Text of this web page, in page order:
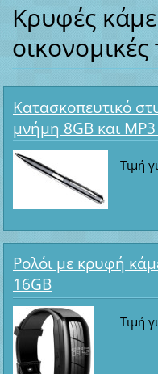
Κρυφές
οικονομικές
Κατασκοπευτικό
μνήμη 8GB και
Τιμή
Ρολόι με κρυφή
16GB
Τιμή